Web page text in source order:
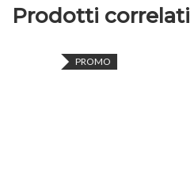
Prodotti correlati